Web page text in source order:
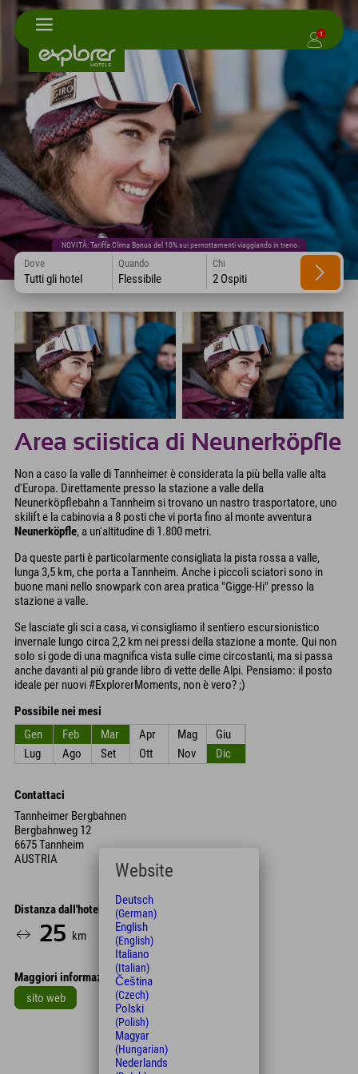
1
NOVITÀ: Tariffa Clima Bonus del 10% sui pernottamenti viaggiando in treno
Dove
Tutti gli hotel
Quando
Flessibile
Chi
2 Ospiti
Area sciistica di Neunerköpfle
Non a caso la valle di Tannheimer è considerata la più bella valle alta
d'Europa. Direttamente presso la stazione a valle della
Neunerköpflebahn a Tannheim si trovano un nastro trasportatore, uno
skilift e la cabinovia a 8 posti che vi porta fino al monte avventura
Neunerköpfle, a un'altitudine di 1.800 metri.
Da queste parti è particolarmente consigliata la pista rossa a valle,
lunga 3,5 km, che porta a Tannheim. Anche i piccoli sciatori sono in
buone mani nello snowpark con area pratica "Gigge-Hi" presso la
stazione a valle.
Se lasciate gli sci a casa, vi consigliamo il sentiero escursionistico
invernale lungo circa 2,2 km nei pressi della stazione a monte. Qui non
solo si gode di una magnifica vista sulle cime circostanti, ma si passa
anche davanti al più grande libro di vette delle Alpi. Pensiamo: il posto
ideale per nuovi #ExplorerMoments, non è vero? ;)
Possibile nei mesi
Gen
Feb Mar Apr Mag
Giu
Lug
Ago Set Ott Nov Dic
Contattaci
Tannheimer Bergbahnen
Bergbahnweg 12
6675 Tannheim
AUSTRIA
Distanza dall'hotel
25 km 33
Maggiori informazioni
sito web
Website
Deutsch
(German)
English
(English)
Italiano
(Italian)
Čeština
(Czech)
Polski
(Polish)
Magyar
(Hungarian)
Nederlands